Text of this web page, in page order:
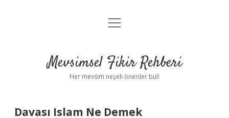
Anasayfa
Yasal Uyarı
menüyü
Mevsimsel Fikir Rehberi
Her mevsim neşeli öneriler bul!
Davası Islam Ne Demek